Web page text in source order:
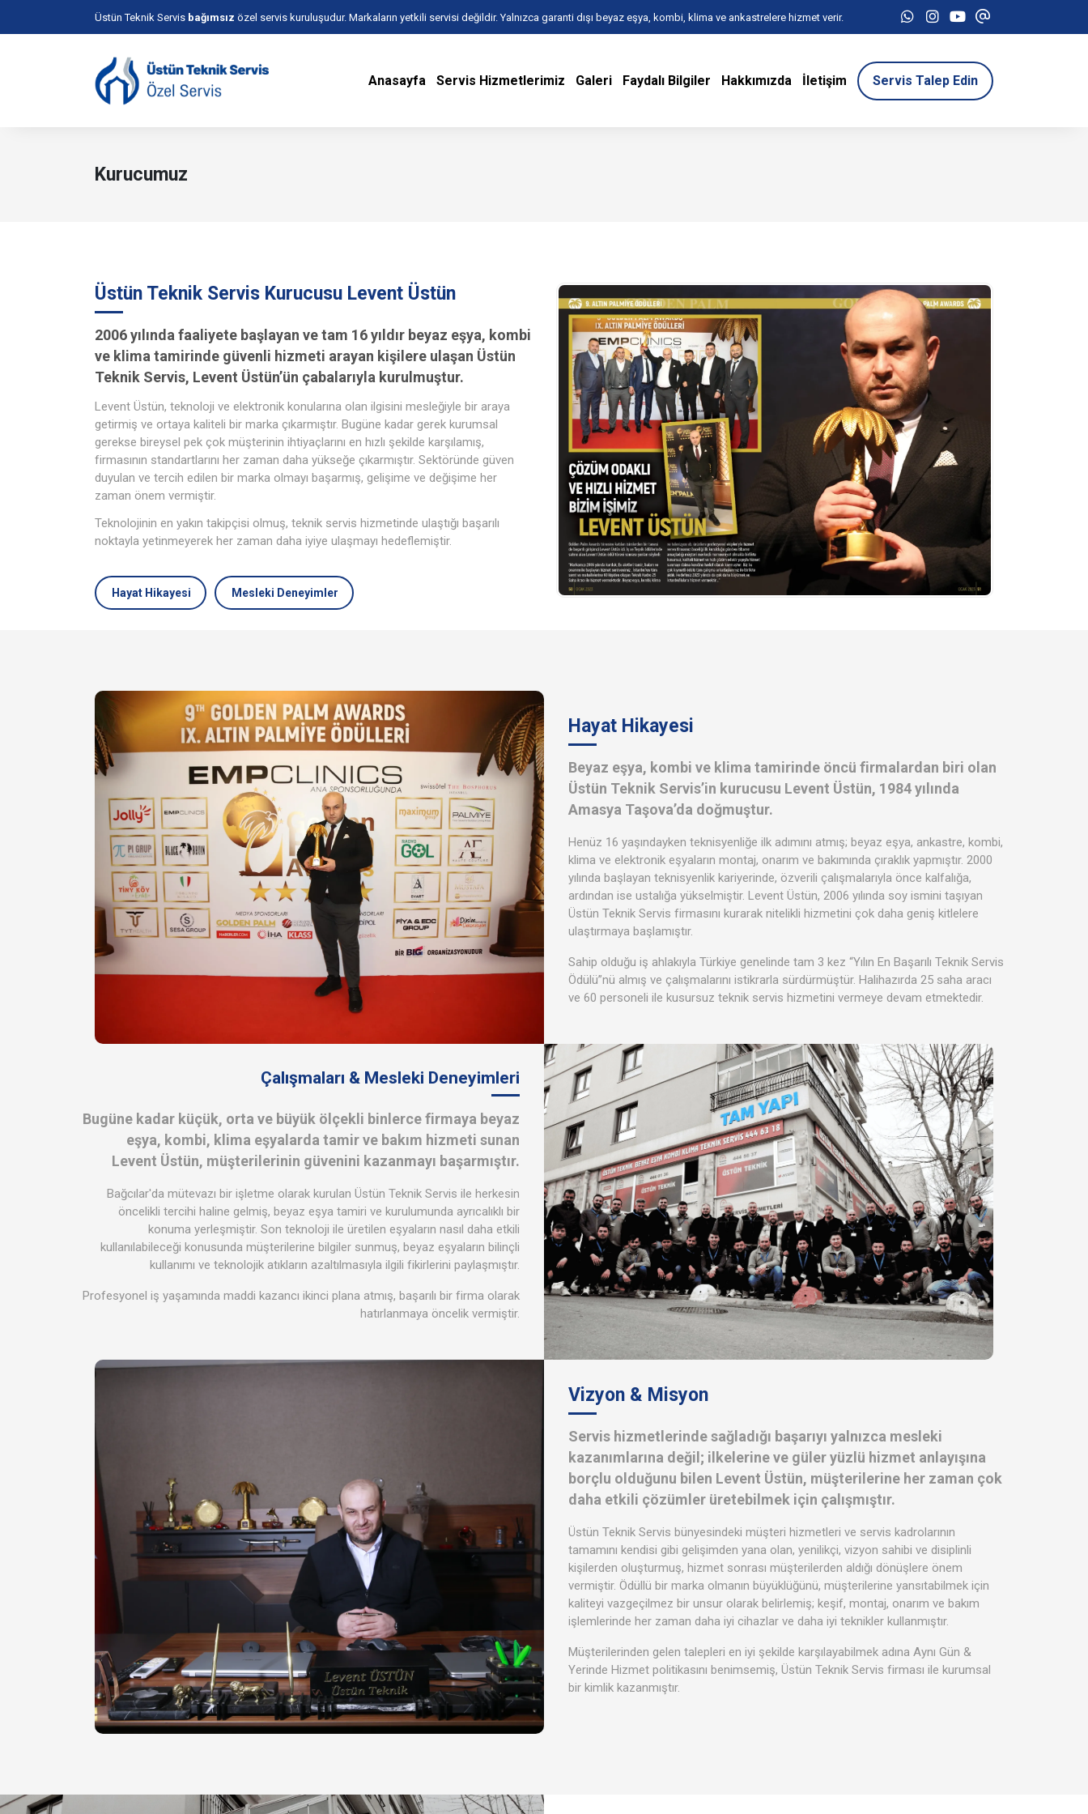
Üstün Teknik Servis bağımsız özel servis kuruluşudur. Markaların yetkili servisi değildir. Yalnızca garanti dışı beyaz eşya, kombi, klima ve ankastrelere hizmet verir.
Anasayfa Servis Hizmetlerimiz Galeri Faydalı Bilgiler Hakkımızda İletişim Servis Talep Edin
levent üstün
Kurucumuz
Üstün Teknik Servis Kurucusu Levent Üstün
2006 yılında faaliyete başlayan ve tam 16 yıldır beyaz eşya, kombi
ve klima tamirinde güvenli hizmeti arayan kişilere ulaşan Üstün
Teknik Servis, Levent Üstün’ün çabalarıyla kurulmuştur.
Levent Üstün, teknoloji ve elektronik konularına olan ilgisini mesleğiyle bir araya
getirmiş ve ortaya kaliteli bir marka çıkarmıştır. Bugüne kadar gerek kurumsal
gerekse bireysel pek çok müşterinin ihtiyaçlarını en hızlı şekilde karşılamış,
firmasının standartlarını her zaman daha yükseğe çıkarmıştır. Sektöründe güven
duyulan ve tercih edilen bir marka olmayı başarmış, gelişime ve değişime her
zaman önem vermiştir.
Teknolojinin en yakın takipçisi olmuş, teknik servis hizmetinde ulaştığı başarılı
noktayla yetinmeyerek her zaman daha iyiye ulaşmayı hedeflemiştir.
Hayat Hikayesi Mesleki Deneyimler
Hayat Hikayesi
Beyaz eşya, kombi ve klima tamirinde öncü firmalardan biri olan
Üstün Teknik Servis’in kurucusu Levent Üstün, 1984 yılında
Amasya Taşova’da doğmuştur.
Henüz 16 yaşındayken teknisyenliğe ilk adımını atmış; beyaz eşya, ankastre, kombi,
klima ve elektronik eşyaların montaj, onarım ve bakımında çıraklık yapmıştır. 2000
yılında başlayan teknisyenlik kariyerinde, özverili çalışmalarıyla önce kalfalığa,
ardından ise ustalığa yükselmiştir. Levent Üstün, 2006 yılında soy ismini taşıyan
Üstün Teknik Servis firmasını kurarak nitelikli hizmetini çok daha geniş kitlelere
ulaştırmaya başlamıştır.
Sahip olduğu iş ahlakıyla Türkiye genelinde tam 3 kez “Yılın En Başarılı Teknik Servis
Ödülü”nü almış ve çalışmalarını istikrarla sürdürmüştür. Halihazırda 25 saha aracı
ve 60 personeli ile kusursuz teknik servis hizmetini vermeye devam etmektedir.
Çalışmaları & Mesleki Deneyimleri
Bugüne kadar küçük, orta ve büyük ölçekli binlerce firmaya beyaz
eşya, kombi, klima eşyalarda tamir ve bakım hizmeti sunan
Levent Üstün, müşterilerinin güvenini kazanmayı başarmıştır.
Bağcılar'da mütevazı bir işletme olarak kurulan Üstün Teknik Servis ile herkesin
öncelikli tercihi haline gelmiş, beyaz eşya tamiri ve kurulumunda ayrıcalıklı bir
konuma yerleşmiştir. Son teknoloji ile üretilen eşyaların nasıl daha etkili
kullanılabileceği konusunda müşterilerine bilgiler sunmuş, beyaz eşyaların bilinçli
kullanımı ve teknolojik atıkların azaltılmasıyla ilgili fikirlerini paylaşmıştır.
Profesyonel iş yaşamında maddi kazancı ikinci plana atmış, başarılı bir firma olarak
hatırlanmaya öncelik vermiştir.
Vizyon & Misyon
Servis hizmetlerinde sağladığı başarıyı yalnızca mesleki
kazanımlarına değil; ilkelerine ve güler yüzlü hizmet anlayışına
borçlu olduğunu bilen Levent Üstün, müşterilerine her zaman çok
daha etkili çözümler üretebilmek için çalışmıştır.
Üstün Teknik Servis bünyesindeki müşteri hizmetleri ve servis kadrolarının
tamamını kendisi gibi gelişimden yana olan, yenilikçi, vizyon sahibi ve disiplinli
kişilerden oluşturmuş, hizmet sonrası müşterilerden aldığı dönüşlere önem
vermiştir. Ödüllü bir marka olmanın büyüklüğünü, müşterilerine yansıtabilmek için
kaliteyi vazgeçilmez bir unsur olarak belirlemiş; keşif, montaj, onarım ve bakım
işlemlerinde her zaman daha iyi cihazlar ve daha iyi teknikler kullanmıştır.
Müşterilerinden gelen talepleri en iyi şekilde karşılayabilmek adına Aynı Gün &
Yerinde Hizmet politikasını benimsemiş, Üstün Teknik Servis firması ile kurumsal
bir kimlik kazanmıştır.